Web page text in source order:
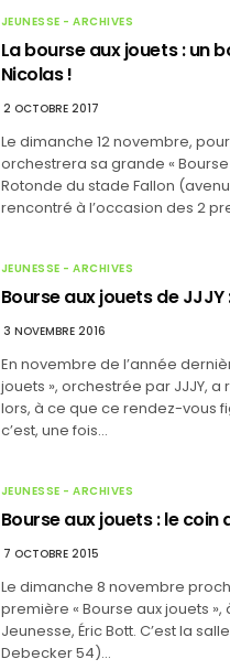
JEUNESSE - ARCHIVES
La bourse aux jouets : un
Nicolas !
2 OCTOBRE 2017
Le dimanche 12 novembre,
orchestrera sa grande « Bourse
Rotonde du stade Fallon
rencontré à l’occasion des 2
JEUNESSE - ARCHIVES
Bourse aux jouets de
3 NOVEMBRE 2016
En novembre de l’année
jouets », orchestrée par JJJY,
lors, à ce que ce rendez-vous
c’est, une fois…
JEUNESSE - ARCHIVES
Bourse aux jouets : le
7 OCTOBRE 2015
Le dimanche 8 novembre
première « Bourse aux jouets »,
Jeunesse, Éric Bott. C’est la
Debecker 54)…